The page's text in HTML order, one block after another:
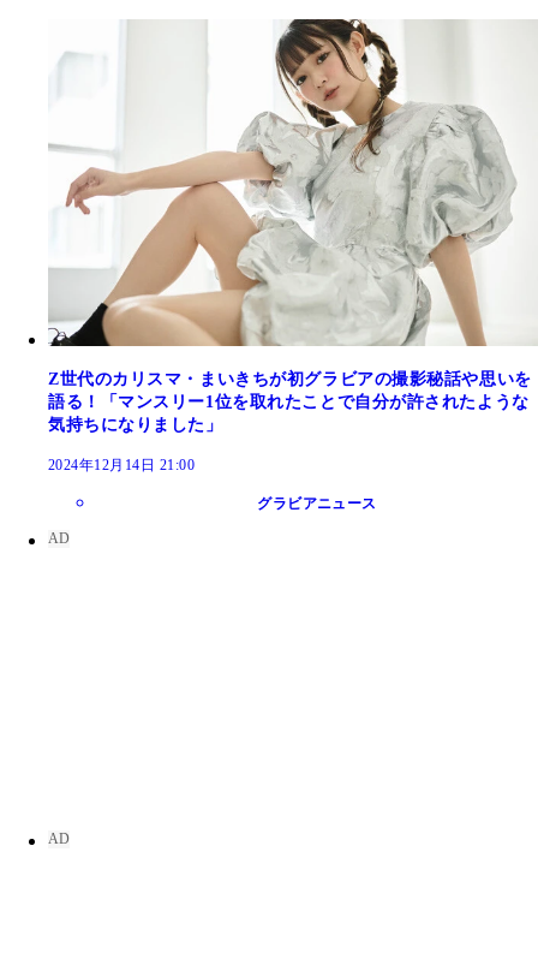
Z世代のカリスマ・まいきちが初グラビアの撮影秘話や思いを
語る！「マンスリー1位を取れたことで自分が許されたような
気持ちになりました」
2024年12月14日 21:00
グラビアニュース